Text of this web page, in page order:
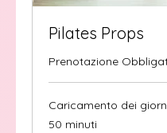
Pilates Props
Prenotazione
Caricamento dei
50 minuti